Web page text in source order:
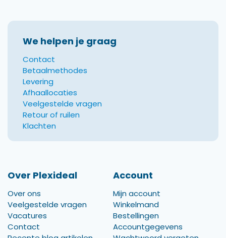
We helpen je graag
Contact
Betaalmethodes
Levering
Afhaallocaties
Veelgestelde vragen
Retour of ruilen
Klachten
Over Plexideal
Over ons
Veelgestelde vragen
Vacatures
Contact
Account
Mijn account
Winkelmand
Bestellingen
Accountgegevens